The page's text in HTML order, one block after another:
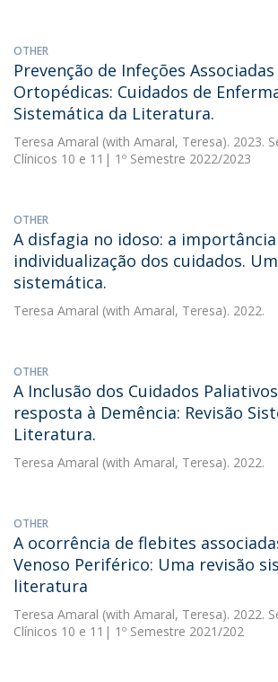
OTHER
Prevenção de Infeções
Ortopédicas: Cuidados de
Sistemática da Literatura.
Teresa Amaral (with Amaral, Teresa). 2023.
Clínicos 10 e 11| 1º Semestre 2022/2023
OTHER
A disfagia no idoso: a
individualização dos cuidados.
sistemática.
Teresa Amaral (with Amaral, Teresa). 2022.
OTHER
A Inclusão dos Cuidados
resposta à Demência: Revisão
Literatura.
Teresa Amaral (with Amaral, Teresa). 2022.
OTHER
A ocorrência de flebites
Venoso Periférico: Uma revisão
literatura
Teresa Amaral (with Amaral, Teresa). 2022.
Clínicos 10 e 11| 1º Semestre 2021/202